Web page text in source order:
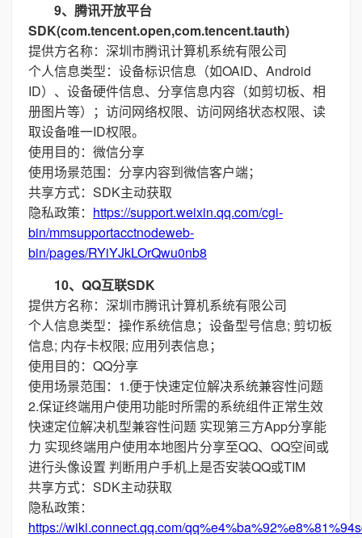
9、腾讯开放平台
SDK(com.tencent.open,com.tencent.tauth)
提供方名称：深圳市腾讯计算机系统有限公司
个人信息类型：设备标识信息（如OAID、Android
ID）、设备硬件信息、分享信息内容（如剪切板、相
册图片等）；访问网络权限、访问网络状态权限、读
取设备唯一ID权限。
使用目的：微信分享
使用场景范围：分享内容到微信客户端；
共享方式：SDK主动获取
隐私政策： https://support.weixin.qq.com/cgi-
bin/mmsupportacctnodeweb-
bin/pages/RYiYJkLOrQwu0nb8
10、QQ互联SDK
提供方名称：深圳市腾讯计算机系统有限公司
个人信息类型：操作系统信息；设备型号信息; 剪切板
信息; 内存卡权限; 应用列表信息；
使用目的：QQ分享
使用场景范围：1.便于快速定位解决系统兼容性问题
2.保证终端用户使用功能时所需的系统组件正常生效
快速定位解决机型兼容性问题 实现第三方App分享能
力 实现终端用户使用本地图片分享至QQ、QQ空间或
进行头像设置 判断用户手机上是否安装QQ或TIM
共享方式：SDK主动获取
隐私政策：
https://wiki.connect.qq.com/